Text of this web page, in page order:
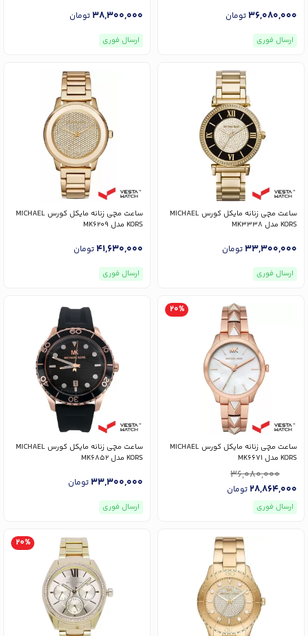
36,080,000تومان
ارسال فوری
38,300,000تومان
ارسال فوری
ساعت مچی زنانه مایکل کورس MICHAEL
KORS مدل MK3338
33,300,000تومان
ارسال فوری
ساعت مچی زنانه مایکل کورس MICHAEL
KORS مدل MK6209
41,630,000تومان
ارسال فوری
ساعت مچی زنانه مایکل کورس MICHAEL
KORS مدل MK6671
20%
36,080,000
28,864,000تومان
ارسال فوری
ساعت مچی زنانه مایکل کورس MICHAEL
KORS مدل MK6852
33,300,000تومان
ارسال فوری
20%